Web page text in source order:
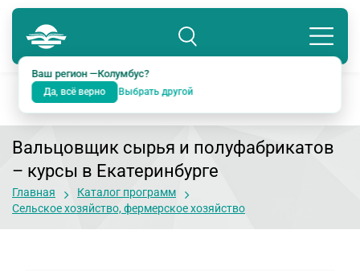
Колумбус
Подразделение: Екатеринбург
Ваш регион —Колумбус?
Да, всё верно Выбрать другой
8 800 234-18-38
Вальцовщик сырья и полуфабрикатов
– курсы в Екатеринбурге
Главная
Каталог программ
Сельское хозяйство, фермерское хозяйство